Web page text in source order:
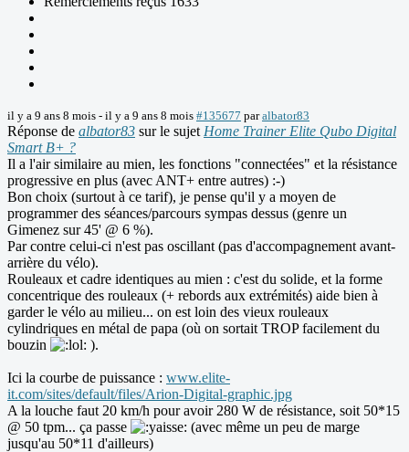
il y a 9 ans 8 mois - il y a 9 ans 8 mois #135677 paralbator83
Réponse de albator83 sur le sujet Home Trainer Elite Qubo Digital
Smart B+ ?
Il a l'air similaire au mien, les fonctions "connectées" et la résistance
progressive en plus (avec ANT+ entre autres) :-)
Bon choix (surtout à ce tarif), je pense qu'il y a moyen de
programmer des séances/parcours sympas dessus (genre un
Gimenez sur 45' @ 6 %).
Par contre celui-ci n'est pas oscillant (pas d'accompagnement avant-
arrière du vélo).
Rouleaux et cadre identiques au mien : c'est du solide, et la forme
concentrique des rouleaux (+ rebords aux extrémités) aide bien à
garder le vélo au milieu... on est loin des vieux rouleaux
cylindriques en métal de papa (où on sortait TROP facilement du
bouzin
).
Ici la courbe de puissance : www.elite-
it.com/sites/default/files/Arion-Digital-graphic.jpg
A la louche faut 20 km/h pour avoir 280 W de résistance, soit 50*15
@ 50 tpm... ça passe
(avec même un peu de marge
jusqu'au 50*11 d'ailleurs)